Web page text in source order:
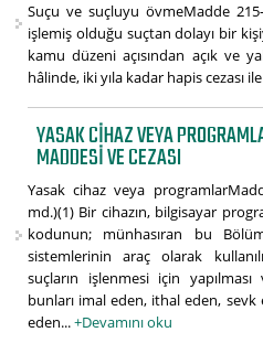
Suçu ve suçluyu övmeMadde
işlemiş olduğu suçtan dolayı bir
kamu düzeni açısından açık ve
hâlinde, iki yıla kadar hapis cezası ile
YASAK CIHAZ VEYA
MADDESI VE CEZASI
Yasak cihaz veya
md.)(1) Bir cihazın, bilgisayar
kodunun; münhasıran bu
sistemlerinin araç olarak
suçların işlenmesi için
bunları imal eden, ithal eden,
eden...+Devamını oku